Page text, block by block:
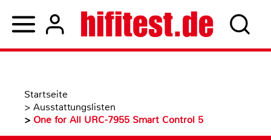
Startseite
> Ausstattungslisten
> One for All URC-7955 Smart Control 5